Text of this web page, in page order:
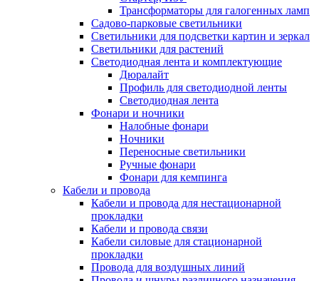
Трансформаторы для галогенных ламп
Садово-парковые светильники
Светильники для подсветки картин и зеркал
Светильники для растений
Светодиодная лента и комплектующие
Дюралайт
Профиль для светодиодной ленты
Светодиодная лента
Фонари и ночники
Налобные фонари
Ночники
Переносные светильники
Ручные фонари
Фонари для кемпинга
Кабели и провода
Кабели и провода для нестационарной
прокладки
Кабели и провода связи
Кабели силовые для стационарной
прокладки
Провода для воздушных линий